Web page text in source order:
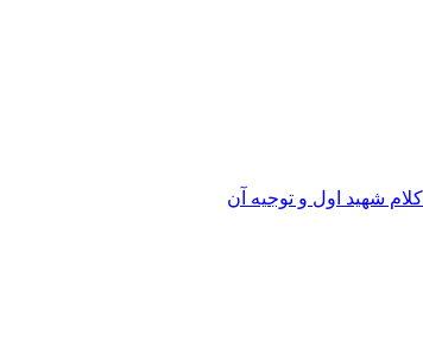
مقصد اول قطع، مقصد دوّم ظن و مقصد سوّم شك
شهید اول و توجیه آن